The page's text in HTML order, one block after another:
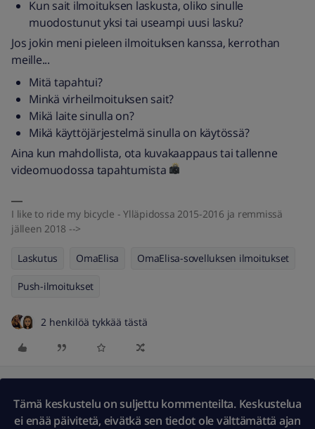
Kun sait ilmoituksen laskusta, oliko sinulle
muodostunut yksi tai useampi uusi lasku?
Jos jokin meni pieleen ilmoituksen kanssa, kerrothan
meille...
Mitä tapahtui?
Minkä virheilmoituksen sait?
Mikä laite sinulla on?
Mikä käyttöjärjestelmä sinulla on käytössä?
Aina kun mahdollista, ota kuvakaappaus tai tallenne
videomuodossa tapahtumista
I like to ride my bicycle - Ylläpidossa 2015-2016 ja remmissä
jälleen 2018 -->
Laskutus OmaElisa OmaElisa-sovelluksen ilmoitukset
Push-ilmoitukset
2 henkilöä tykkää tästä
Tämä keskustelu on suljettu kommenteilta. Keskustelua
ei enää päivitetä, eivätkä sen tiedot ole välttämättä ajan